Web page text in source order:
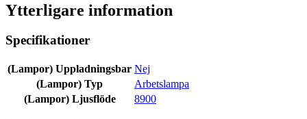
Ytterligare information
Specifikationer
(Lampor) Uppladningsbar Nej
(Lampor) Typ
Arbetslampa
(Lampor) Ljusflöde
8900